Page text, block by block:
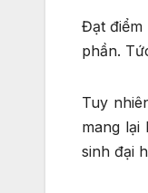
Đạt điểm
phần.
Tuy
mang
sinh đại